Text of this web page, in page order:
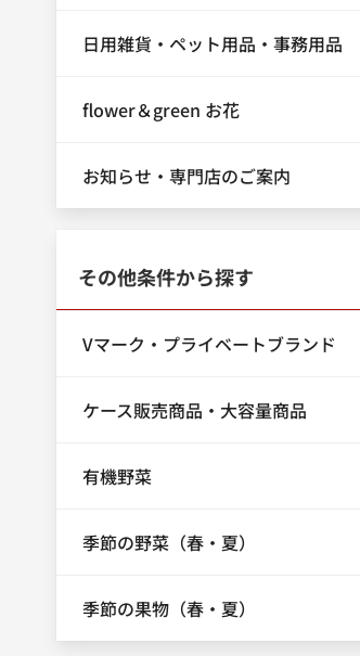
日用雑貨・ペット用品・事務用品
flower＆green お花
お知らせ・専門店のご案内
その他条件から探す
Vマーク・プライベートブランド
ケース販売商品・大容量商品
有機野菜
季節の野菜（春・夏）
季節の果物（春・夏）